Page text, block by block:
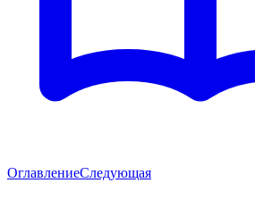
ОглавлениеСледующая